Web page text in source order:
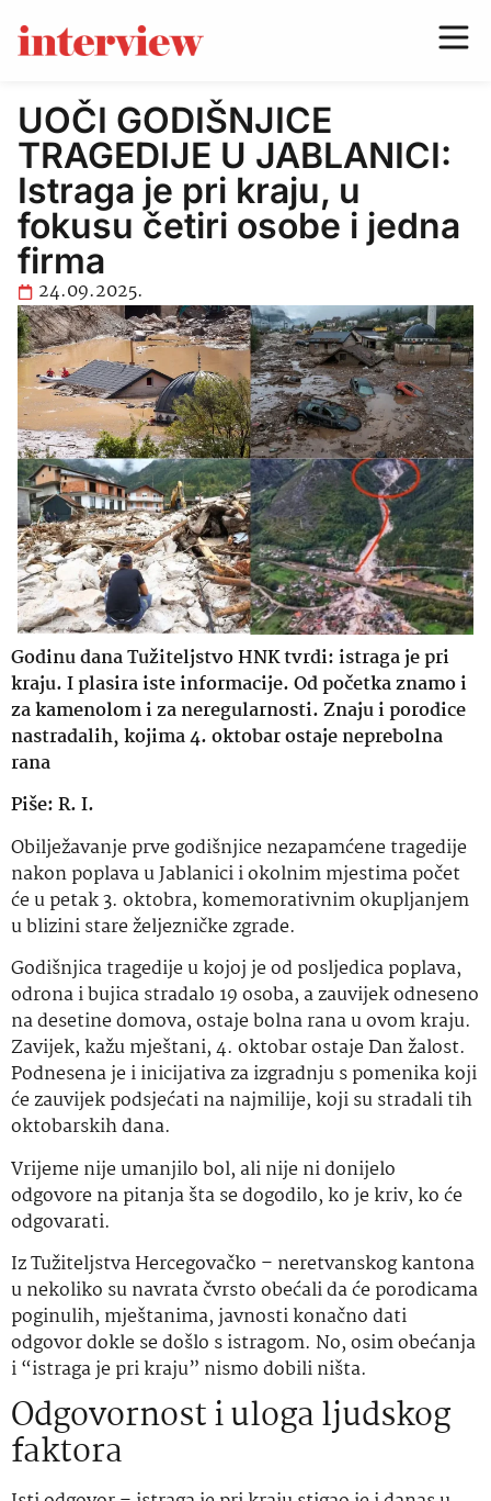
UOČI GODIŠNJICE
TRAGEDIJE U JABLANICI:
Istraga je pri kraju, u
fokusu četiri osobe i jedna
firma
24.09.2025.
Godinu dana Tužiteljstvo HNK tvrdi: istraga je pri
kraju. I plasira iste informacije. Od početka znamo i
za kamenolom i za neregularnosti. Znaju i porodice
nastradalih, kojima 4. oktobar ostaje neprebolna
rana
Piše: R. I.
Obilježavanje prve godišnjice nezapamćene tragedije
nakon poplava u Jablanici i okolnim mjestima počet
će u petak 3. oktobra, komemorativnim okupljanjem
u blizini stare željezničke zgrade.
Godišnjica tragedije u kojoj je od posljedica poplava,
odrona i bujica stradalo 19 osoba, a zauvijek odneseno
na desetine domova, ostaje bolna rana u ovom kraju.
Zavijek, kažu mještani, 4. oktobar ostaje Dan žalost.
Podnesena je i inicijativa za izgradnju s pomenika koji
će zauvijek podsjećati na najmilije, koji su stradali tih
oktobarskih dana.
Vrijeme nije umanjilo bol, ali nije ni donijelo
odgovore na pitanja šta se dogodilo, ko je kriv, ko će
odgovarati.
Iz Tužiteljstva Hercegovačko – neretvanskog kantona
u nekoliko su navrata čvrsto obećali da će porodicama
poginulih, mještanima, javnosti konačno dati
odgovor dokle se došlo s istragom. No, osim obećanja
i “istraga je pri kraju” nismo dobili ništa.
Odgovornost i uloga ljudskog
faktora